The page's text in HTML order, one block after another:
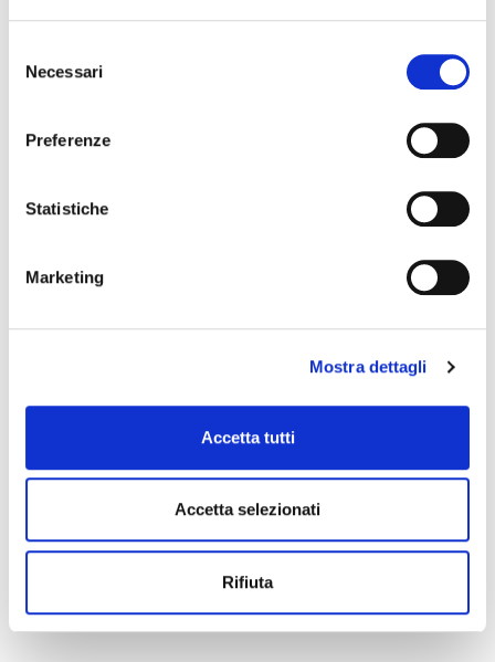
delNecessari
Preferenze
Statistiche
Marketing
Mostra dettagli
Accetta tutti
Accetta selezionati
Rifiuta